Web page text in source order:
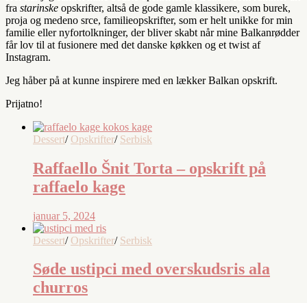
fra starinske opskrifter, altså de gode gamle klassikere, som burek,
proja og medeno srce, familieopskrifter, som er helt unikke for min
familie eller nyfortolkninger, der bliver skabt når mine Balkanrødder
får lov til at fusionere med det danske køkken og et twist af
Instagram.
Jeg håber på at kunne inspirere med en lækker Balkan opskrift.
Prijatno!
Dessert/ Opskrifter/ Serbisk
Raffaello Šnit Torta – opskrift på
raffaelo kage
januar 5, 2024
Dessert/ Opskrifter/ Serbisk
Søde ustipci med overskudsris ala
churros